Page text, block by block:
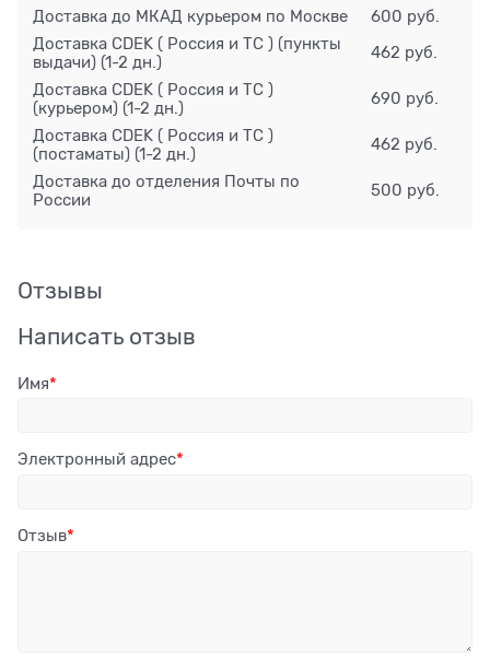
Доставка до МКАД курьером по Москве
600 руб.
Доставка CDEK ( Россия и ТС ) (пункты
выдачи) (1-2 дн.)
462 руб.
Доставка CDEK ( Россия и ТС )
(курьером) (1-2 дн.)
690 руб.
Доставка CDEK ( Россия и ТС )
(постаматы) (1-2 дн.)
462 руб.
Доставка до отделения Почты по
России
500 руб.
Отзывы
Написать отзыв
Имя
Электронный адрес
Отзыв